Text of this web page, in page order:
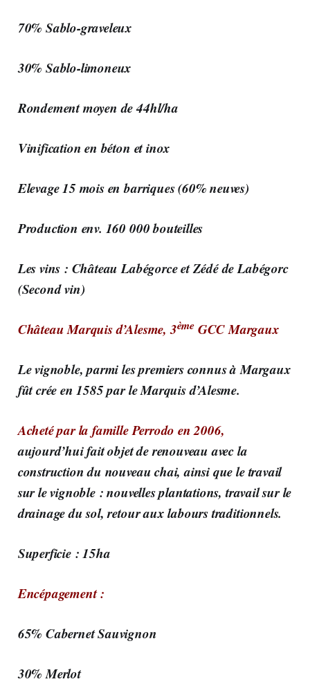
70% Sablo-graveleux
30% Sablo-limoneux
Rondement moyen de 44hl/ha
Vinification en béton et inox
Elevage 15 mois en barriques (60% neuves)
Production env. 160 000 bouteilles
Les vins : Château Labégorce et Zédé de Labégorc
(Second vin)
Château Marquis d’Alesme, 3ème GCC Margaux
Le vignoble, parmi les premiers connus à Margaux
fût crée en 1585 par le Marquis d’Alesme.
Acheté par la famille Perrodo en 2006,
aujourd’hui fait objet de renouveau avec la
construction du nouveau chai, ainsi que le travail
sur le vignoble : nouvelles plantations, travail sur le
drainage du sol, retour aux labours traditionnels.
Superficie : 15ha
Encépagement :
65% Cabernet Sauvignon
30% Merlot